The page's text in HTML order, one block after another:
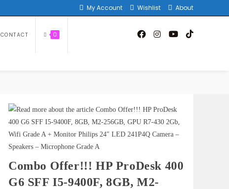
My Account Wishlist About
CONTACT 0
Combo Offer!!! HP ProDesk 400
G6 SFF I5-9400F, 8GB, M2-